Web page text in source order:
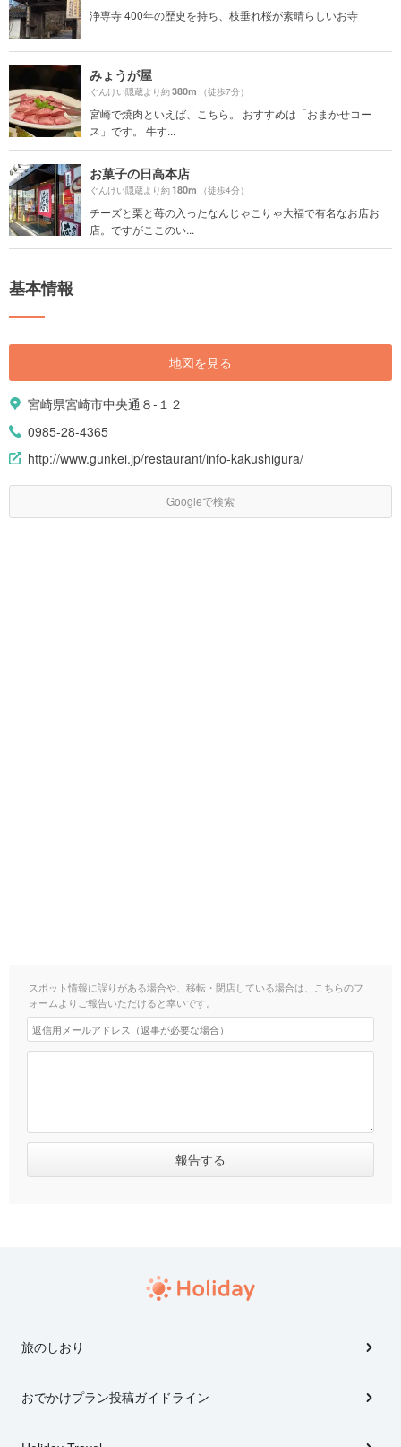
浄専寺 400年の歴史を持ち、枝垂れ桜が素晴らしいお寺
みょうが屋
ぐんけい隠蔵より約380m （徒歩7分）
宮崎で焼肉といえば、こちら。 おすすめは「おまかせコー
ス」です。 牛す...
お菓子の日高本店
ぐんけい隠蔵より約180m （徒歩4分）
チーズと栗と苺の入ったなんじゃこりゃ大福で有名なお店お
店。ですがここのい...
基本情報
地図を見る
宮崎県宮崎市中央通８-１２
0985-28-4365
http://www.gunkei.jp/restaurant/info-kakushigura/
Googleで検索
スポット情報に誤りがある場合や、移転・閉店している場合は、こちらのフ
ォームよりご報告いただけると幸いです。
旅のしおり
おでかけプラン投稿ガイドライン